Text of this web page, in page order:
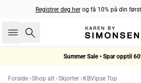
Registrer deg herog få 10% på din
Søk
Summer Sale • Spar opptil
Forside Shop alt Skjorter KBVipse Top